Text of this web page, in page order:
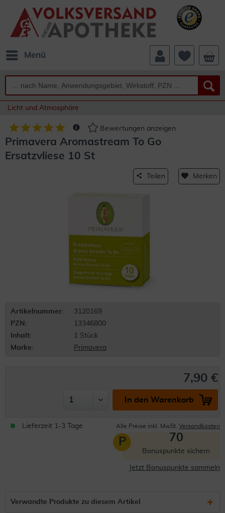
Menü
Licht und Atmosphäre
Bewertungen anzeigen
Primavera Aromastream To Go
Ersatzvliese 10 St
Teilen Merken
Artikelnummer:
3120169
PZN:
13346800
Inhalt:
1 Stück
Marke:
Primavera
7,90 €
In den Warenkorb
Lieferzeit 1-3 Tage Alle Preise inkl. MwSt. Versandkosten
P 70
Bonuspunkte sichern
Jetzt Bonuspunkte sammeln
Verwandte Produkte zu diesem Artikel